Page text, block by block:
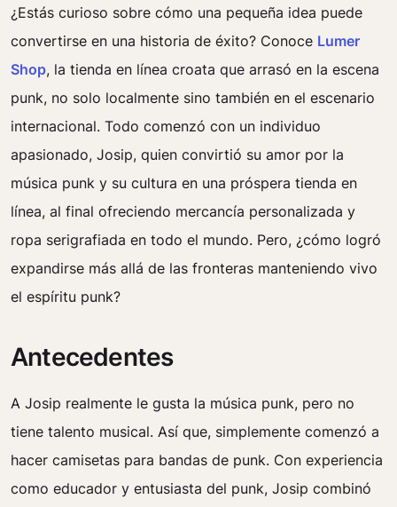
¿Estás curioso sobre cómo una pequeña idea puede
convertirse en una historia de éxito? Conoce Lumer
Shop, la tienda en línea croata que arrasó en la escena
punk, no solo localmente sino también en el escenario
internacional. Todo comenzó con un individuo
apasionado, Josip, quien convirtió su amor por la
música punk y su cultura en una próspera tienda en
línea, al final ofreciendo mercancía personalizada y
ropa serigrafiada en todo el mundo. Pero, ¿cómo logró
expandirse más allá de las fronteras manteniendo vivo
el espíritu punk?
Antecedentes
A Josip realmente le gusta la música punk, pero no
tiene talento musical. Así que, simplemente comenzó a
hacer camisetas para bandas de punk. Con experiencia
como educador y entusiasta del punk, Josip combinó